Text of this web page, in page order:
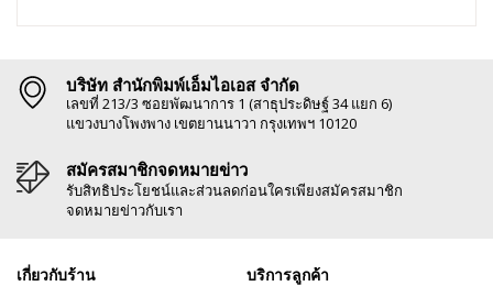
บริษัท สำนักพิมพ์เอ็มไอเอส จำกัด
เลขที่ 213/3 ซอยพัฒนาการ 1 (สาธุประดิษฐ์ 34 แยก 6)
แขวงบางโพงพาง เขตยานนาวา กรุงเทพฯ 10120
สมัครสมาชิกจดหมายข่าว
รับสิทธิประโยชน์และส่วนลดก่อนใครเพียงสมัครสมาชิก
จดหมายข่าวกับเรา
เกี่ยวกับร้าน บริการลูกค้า